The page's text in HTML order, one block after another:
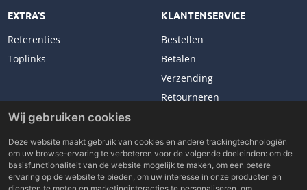
EXTRA'S
Referenties
Toplinks
KLANTENSERVICE
Bestellen
Betalen
Verzending
Retourneren
Copyright © 2026 Lockhard Benelux. All rights reserved.
Wij gebruiken cookies
Deze website maakt gebruik van cookies en andere trackingtechnologiën
om uw browse-ervaring te verbeteren voor de volgende doeleinden: om de
basisfunctionaliteit van de website mogelijk te maken, om een betere
ervaring op de website te bieden, om uw interesse in onze producten en